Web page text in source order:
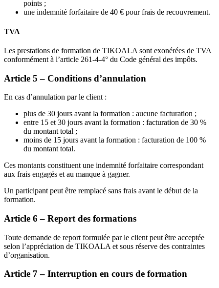
points ;
une indemnité forfaitaire de 40 € pour frais de recouvrement.
TVA
Les prestations de formation de TIKOALA sont exonérées de TVA
conformément à l’article 261-4-4° du Code général des impôts.
Article 5 – Conditions d’annulation
En cas d’annulation par le client :
plus de 30 jours avant la formation : aucune facturation ;
entre 15 et 30 jours avant la formation : facturation de 30 %
du montant total ;
moins de 15 jours avant la formation : facturation de 100 %
du montant total.
Ces montants constituent une indemnité forfaitaire correspondant
aux frais engagés et au manque à gagner.
Un participant peut être remplacé sans frais avant le début de la
formation.
Article 6 – Report des formations
Toute demande de report formulée par le client peut être acceptée
selon l’appréciation de TIKOALA et sous réserve des contraintes
d’organisation.
Article 7 – Interruption en cours de formation